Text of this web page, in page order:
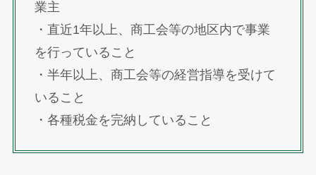
業主
・直近1年以上、商工会等の地区内で事業
を行っていること
・半年以上、商工会等の経営指導を受けて
いること
・各種税金を完納していること